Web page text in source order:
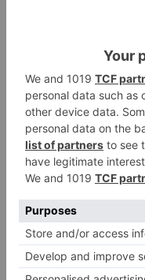
En materia de
Plan de Cuadrillas
ayudas a pymes y
psoe presenta
económica
social